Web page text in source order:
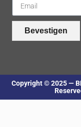
Bevestigen
Copyright © 2025 —